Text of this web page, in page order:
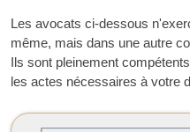
Les avocats ci-dessous
même, mais dans une autre
Ils sont pleinement
les actes nécessaires à votre